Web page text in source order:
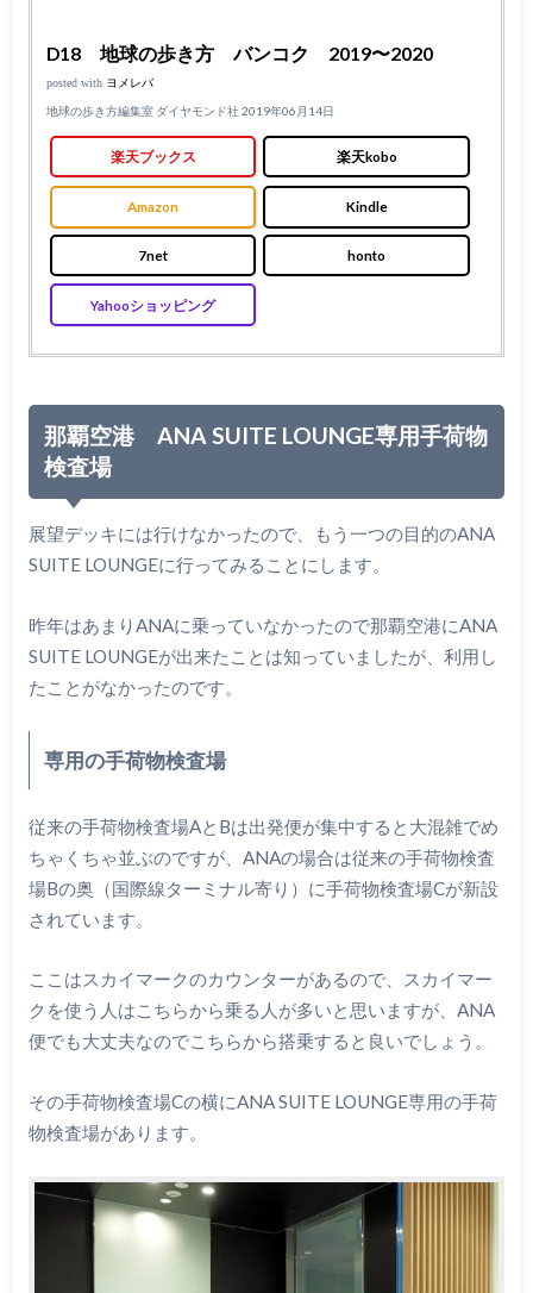
D18 地球の歩き方 バンコク 2019〜2020
posted with ヨメレバ
地球の歩き方編集室 ダイヤモンド社 2019年06月14日
楽天ブックス 楽天kobo
Amazon Kindle
7net honto
Yahooショッピング
那覇空港 ANA SUITE LOUNGE専用手荷物
検査場
展望デッキには行けなかったので、もう一つの目的のANA
SUITE LOUNGEに行ってみることにします。
昨年はあまりANAに乗っていなかったので那覇空港にANA
SUITE LOUNGEが出来たことは知っていましたが、利用し
たことがなかったのです。
専用の手荷物検査場
従来の手荷物検査場AとBは出発便が集中すると大混雑でめ
ちゃくちゃ並ぶのですが、ANAの場合は従来の手荷物検査
場Bの奥（国際線ターミナル寄り）に手荷物検査場Cが新設
されています。
ここはスカイマークのカウンターがあるので、スカイマー
クを使う人はこちらから乗る人が多いと思いますが、ANA
便でも大丈夫なのでこちらから搭乗すると良いでしょう。
その手荷物検査場Cの横にANA SUITE LOUNGE専用の手荷
物検査場があります。